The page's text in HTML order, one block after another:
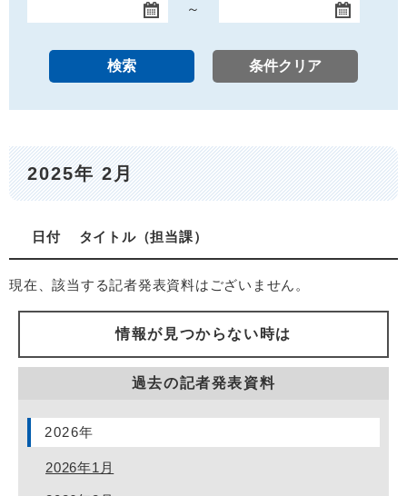
開始日
～
終了日
2025年 2月
日付 タイトル 担当課
現在、該当する記者発表資料はございません。
情報が見つからない時は
過去の記者発表資料
2026年
2026年1月